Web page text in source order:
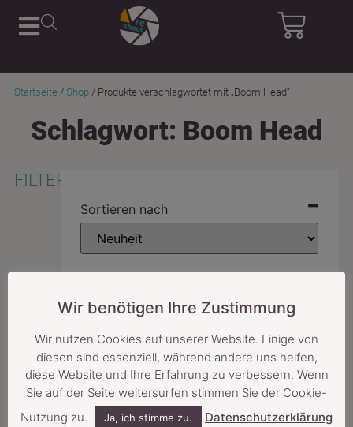
Startseite / Shop/ Produkte verschlagwortet mit „Boom Head“
Schlagwort: Boom Head
FILTER
Sortieren nach
- €
FILTER RESET
Wir benötigen Ihre Zustimmung
Wir nutzen Cookies auf unserer Website. Einige von
diesen sind essenziell, während andere uns helfen,
diese Website und Ihre Erfahrung zu verbessern. Wenn
Sie auf der Seite weitersurfen stimmen Sie der Cookie-
Nutzung zu.
Ja, ich stimme zu. Datenschutzerklärung